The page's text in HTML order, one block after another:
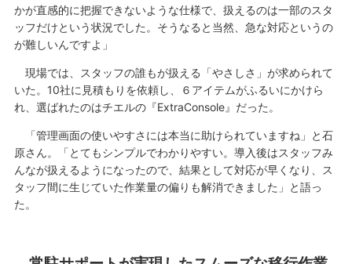
かが直感的に把握できないような仕様で、扱えるのは一部のスタ
ッフだけという状況でした。そうなると当然、急な対応というの
が難しいんですよ」
現場では、スタッフの誰もが扱える「やさしさ」が求められて
いた。10社に見積もりを依頼し、６アイテムがふるいにかけら
れ、選ばれたのはチエルの『ExtraConsole』だった。
「管理画面の使いやすさには本当に助けられていますね」と石
原さん。「とてもシンプルでわかりやすい。導入後はスタッフみ
んなが扱えるようになったので、結果として対応が早くなり、ス
タッフ間に生じていた作業量の偏りも解消できました」と語っ
た。